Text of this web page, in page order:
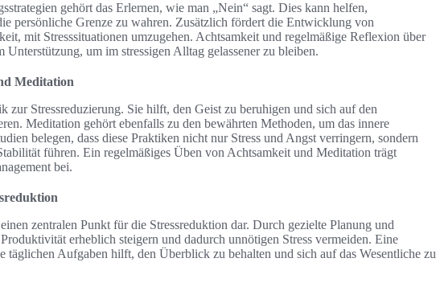
gehört das Erlernen, wie man „Nein“ sagt. Dies kann helfen,
persönliche Grenze zu wahren. Zusätzlich fördert die Entwicklung von
mit Stresssituationen umzugehen. Achtsamkeit und regelmäßige Reflexion über
um im stressigen Alltag gelassener zu bleiben.
Meditation
zur Stressreduzierung. Sie hilft, den Geist zu beruhigen und sich auf den
Meditation gehört ebenfalls zu den bewährten Methoden, um das innere
belegen, dass diese Praktiken nicht nur Stress und Angst verringern, sondern
führen. Ein regelmäßiges Üben von Achtsamkeit und Meditation trägt
bei.
zentralen Punkt für die Stressreduktion dar. Durch gezielte Planung und
erheblich steigern und dadurch unnötigen Stress vermeiden. Eine
täglichen Aufgaben hilft, den Überblick zu behalten und sich auf das Wesentliche zu